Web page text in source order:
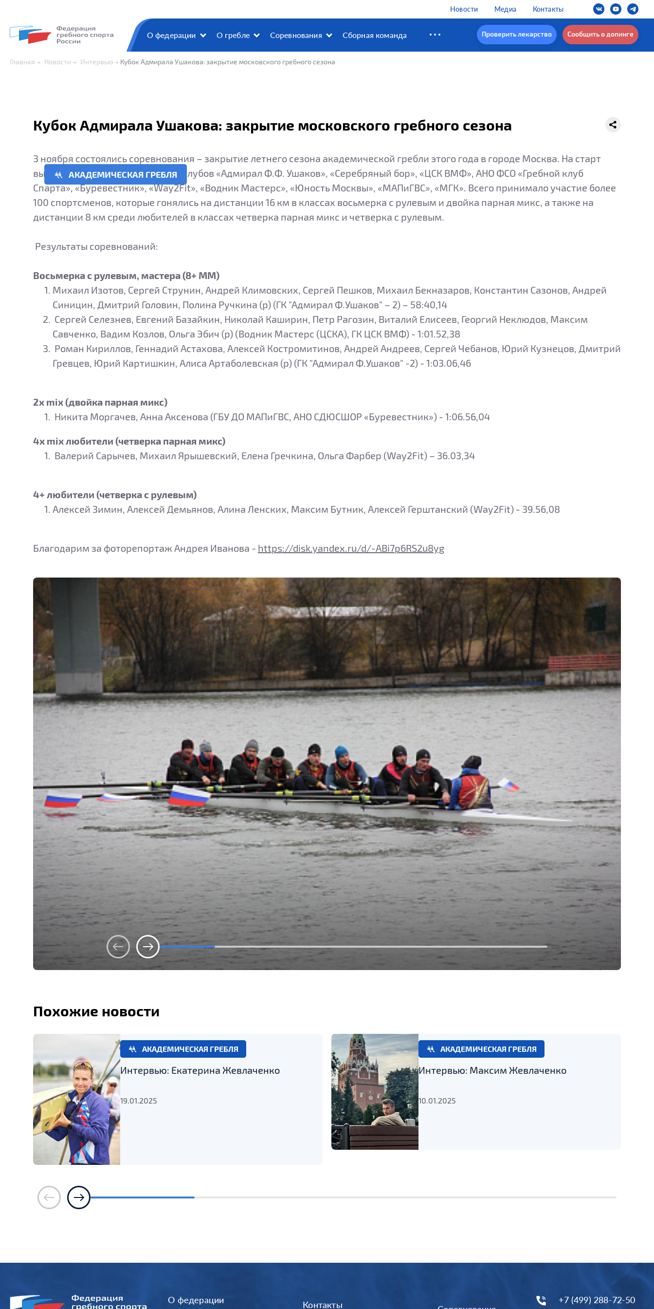
Новости Медиа Контакты
О федерации О гребле Соревнования Сборная команда Проверить лекарство Сообщить о допинге
Главная Новости Интервью Кубок Адмирала Ушакова: закрытие московского гребного сезона
Кубок Адмирала Ушакова: закрытие московского гребного сезона
АКАДЕМИЧЕСКАЯ ГРЕБЛЯ
‍3 ноября состоялись соревнования – закрытие летнего сезона академической гребли этого года в городе Москва. На старт
вышли спортсмены московских клубов «Адмирал Ф.Ф. Ушаков», «Серебряный бор», «ЦСК ВМФ», АНО ФСО «Гребной клуб
Спарта», «Буревестник», «Way2Fit», «Водник Мастерс», «Юность Москвы», «МАПиГВС», «МГК». Всего принимало участие более
100 спортсменов, которые гонялись на дистанции 16 км в классах восьмерка с рулевым и двойка парная микс, а также на
дистанции 8 км среди любителей в классах четверка парная микс и четверка с рулевым.
Результаты соревнований:
Восьмерка с рулевым, мастера (8+ ММ)
Михаил Изотов, Сергей Струнин, Андрей Климовских, Сергей Пешков, Михаил Бекназаров, Константин Сазонов, Андрей
Синицин, Дмитрий Головин, Полина Ручкина (р) (ГК "Адмирал Ф.Ушаков" – 2) – 58:40,14
Сергей Селезнев, Евгений Базайкин, Николай Каширин, Петр Рагозин, Виталий Елисеев, Георгий Неклюдов, Максим
Савченко, Вадим Козлов, Ольга Эбич (р) (Водник Мастерс (ЦСКА), ГК ЦСК ВМФ) - 1:01.52,38
Роман Кириллов, Геннадий Астахова, Алексей Костромитинов, Андрей Андреев, Сергей Чебанов, Юрий Кузнецов, Дмитрий
Гревцев, Юрий Картишкин, Алиса Артаболевская (р) (ГК "Адмирал Ф.Ушаков" -2) - 1:03.06,46
2х mix (двойка парная микс)
Никита Моргачев, Анна Аксенова (ГБУ ДО МАПиГВС, АНО СДЮСШОР «Буревестник») - 1:06.56,04
4х mix любители (четверка парная микс)
Валерий Сарычев, Михаил Ярышевский, Елена Гречкина, Ольга Фарбер (Way2Fit) – 36.03,34
4+ любители (четверка с рулевым)
Алексей Зимин, Алексей Демьянов, Алина Ленских, Максим Бутник, Алексей Герштанский (Way2Fit) - 39.56,08
Благодарим за фоторепортаж Андрея Иванова - https://disk.yandex.ru/d/-ABi7p6RS2u8yg
Похожие новости
АКАДЕМИЧЕСКАЯ ГРЕБЛЯ
Интервью: Екатерина Жевлаченко
19.01.2025
АКАДЕМИЧЕСКАЯ ГРЕБЛЯ
Интервью: Максим Жевлаченко
10.01.2025
О федерации Контакты +7 (499) 288-72-50